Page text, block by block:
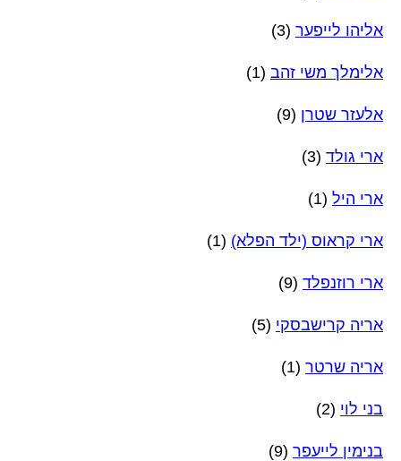
אליהו לייפער (3)
אלימלך משי זהב (1)
אלעזר שטרן (9)
ארי גולד (3)
ארי היל (1)
ארי קראוס (ילד הפלא) (1)
ארי רוזנפלד (9)
אריה קרישבסקי (5)
אריה שרטר (1)
בני לוי (2)
בנימין לייעפר (9)